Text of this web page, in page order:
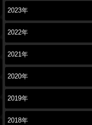
2023年
2022年
2021年
2020年
2019年
2018年